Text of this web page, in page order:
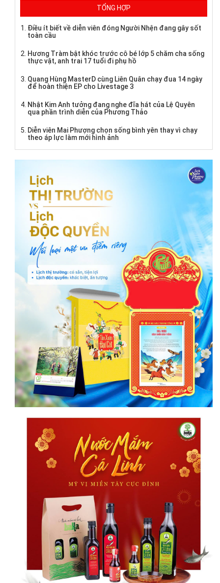
TỔNG HỢP
Điều ít biết về diễn viên đóng Người Nhện đang gây sốt
toàn cầu
Hương Tràm bật khóc trước cô bé lớp 5 chăm cha sống
thực vật, anh trai 17 tuổi đi phụ hồ
Quang Hùng MasterD cùng Liên Quân chạy đua 14 ngày
để hoàn thiện EP cho Livestage 3
Nhật Kim Anh tưởng đang nghe đĩa hát của Lệ Quyên
qua phần trình diễn của Phương Thảo
Diễn viên Mai Phượng chọn sống bình yên thay vì chạy
theo áp lực làm mới hình ảnh